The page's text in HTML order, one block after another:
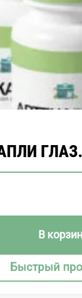
ГЛАЗ.
В
Быстрый